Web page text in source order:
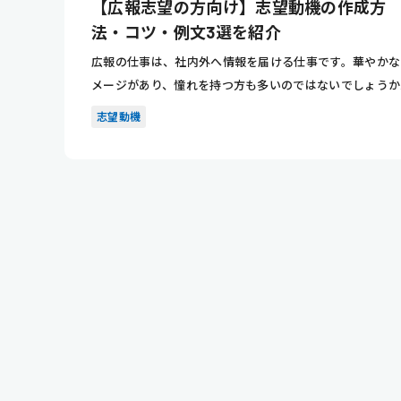
【広報志望の方向け】志望動機の作成方
法・コツ・例文3選を紹介
広報の仕事は、社内外へ情報を届ける仕事です。華やか
メージがあり、憧れを持つ方も多いのではないでしょう
本記事では...
志望動機